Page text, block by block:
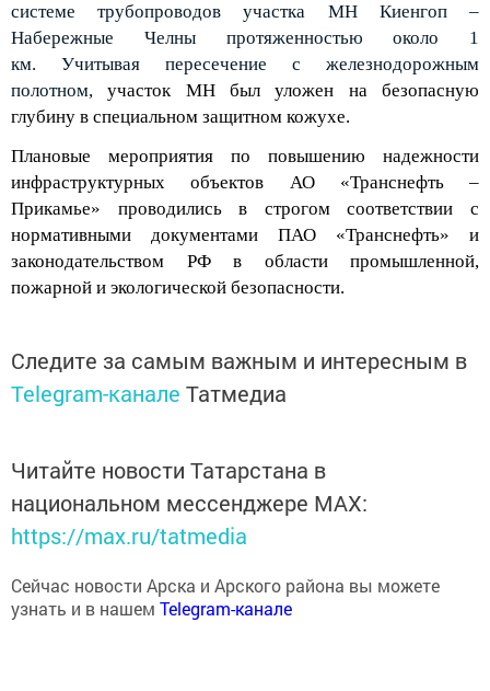
системетрубопроводовучастка МН Киенгоп–
Набережные Челны
протяженностьюоколо 1
км. Учитывая пересечение с железнодорожным
полотном, участок МН был уложен на безопасную
глубину в специальном защитном кожухе.
Плановые мероприятия по повышению надежности
инфраструктурных объектов АО «Транснефть –
Прикамье» проводились в строгом соответствии с
нормативными документами ПАО «Транснефть» и
законодательством РФ в области промышленной,
пожарной и экологической безопасности.
Следите за самым важным и интересным в
Telegram-канале Татмедиа
Читайте новости Татарстана в
национальном мессенджере MАХ:
https://max.ru/tatmedia
Сейчас новости Арска и Арского района вы можете
узнать и в нашем Telegram-канале